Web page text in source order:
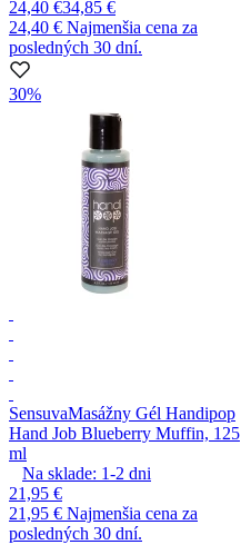
24,40 €34,85 €
24,40 € Najmenšia cena za
posledných 30 dní.
30%
SensuvaMasážny Gél Handipop
Hand Job Blueberry Muffin, 125
ml
Na sklade: 1-2 dni
21,95 €
21,95 € Najmenšia cena za
posledných 30 dní.